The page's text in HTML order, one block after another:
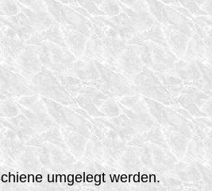
umgelegt werden.